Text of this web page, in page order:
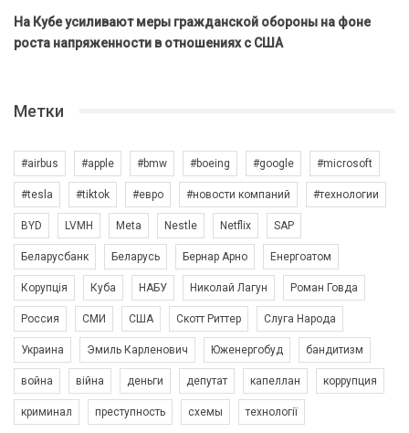
На Кубе усиливают меры гражданской обороны на фоне
роста напряженности в отношениях с США
Метки
#airbus #apple #bmw #boeing #google #microsoft
#tesla #tiktok #евро #новости компаний #технологии
BYD LVMH Meta Nestle Netflix SAP
Беларусбанк Беларусь Бернар Арно Енергоатом
Корупція Куба НАБУ Николай Лагун Роман Говда
Россия СМИ США Скотт Риттер Слуга Народа
Украина Эмиль Карленович Юженергобуд бандитизм
война війна деньги депутат капеллан коррупция
криминал преступность схемы технології